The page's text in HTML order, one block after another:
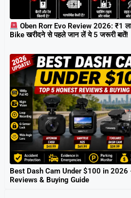
Oben Rorr Evo Review 2026: ₹1
Bike खरीदने से पहले जान लें ये 5 जरूरी बातें!
Best Dash Cam Under $100 in 2026
Reviews & Buying Guide